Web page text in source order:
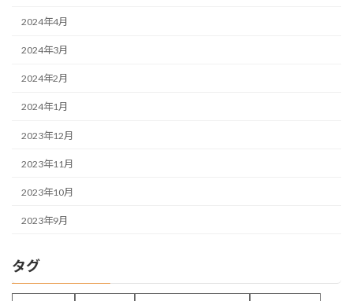
2024年4月
2024年3月
2024年2月
2024年1月
2023年12月
2023年11月
2023年10月
2023年9月
タグ